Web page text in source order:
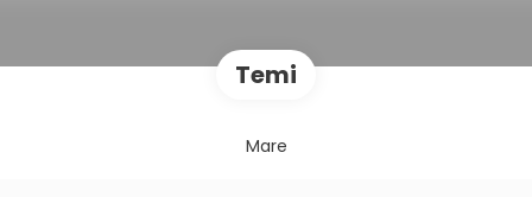
Temi
Mare